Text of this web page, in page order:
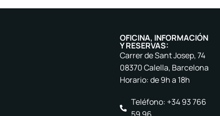
OFICINA, INFORMACIÓN
Y RESERVAS:
Carrer de Sant Josep, 74
08370 Calella, Barcelona
Horario: de 9h a 18h
Teléfono: +34 93 766